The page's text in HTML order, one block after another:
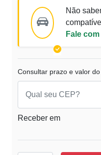
Não
Fale
Consultar prazo e valor
Receber em